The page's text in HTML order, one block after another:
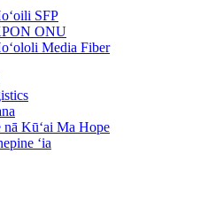
SFP
ONU
Media Fiber
nā Kūʻai Ma Hope
ʻia